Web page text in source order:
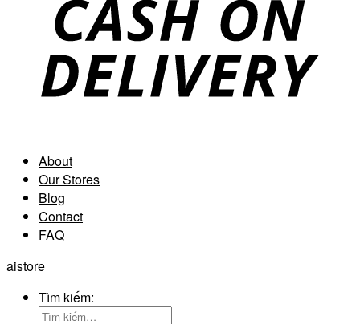
About
Our Stores
Blog
Contact
FAQ
aistore
Tìm kiếm: